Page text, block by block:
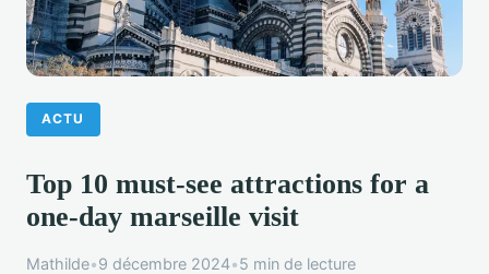
ACTU
Top 10 must-see attractions for a
one-day marseille visit
Mathilde•9 décembre 2024•5 min de lecture